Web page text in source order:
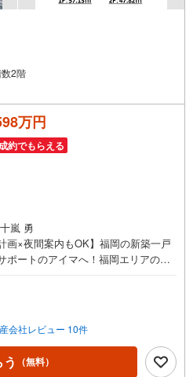
2階
万円
約でもらえる
嵐 勇
画×夜間案内もOK】福岡の新築一戸
ポートのアイマへ！福岡エリアの最
で全力でバックアップいたしま
選ばれる2大サポート/【プロ目線
ネット銀行をはじめ多数の金融機
最長50年」のプランや今注目の低
後の生活にゆとりを持たせるための
案します。【フットワーク軽い安心
会社レビュー 10件
（無料）